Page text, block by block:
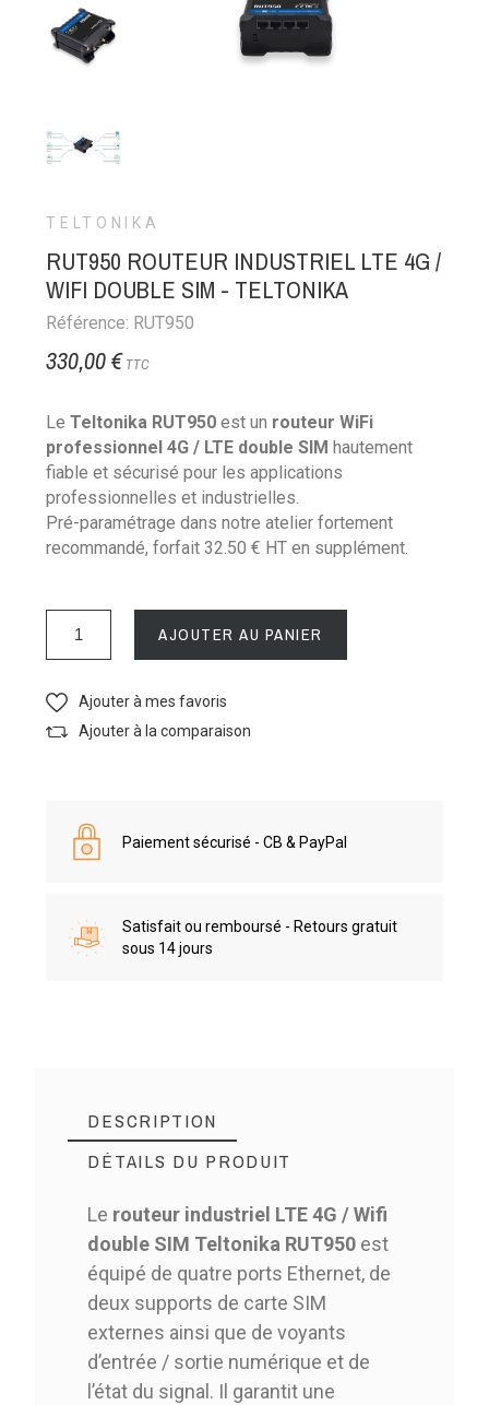
TELTONIKA
RUT950 ROUTEUR INDUSTRIEL LTE 4G /
WIFI DOUBLE SIM - TELTONIKA
Référence: RUT950
330,00 € TTC
LeTeltonika RUT950 est un routeur WiFi
professionnel 4G / LTE double SIM hautement
fiable et sécurisé pour les applications
professionnelles et industrielles.
Pré-paramétrage dans notre atelier fortement
recommandé, forfait 32.50 € HT en supplément.
AJOUTER AU PANIER
Ajouter à mes favoris
Ajouter à la comparaison
Paiement sécurisé - CB & PayPal
Satisfait ou remboursé - Retours gratuit
sous 14 jours
DESCRIPTION
DÉTAILS DU PRODUIT
Le routeur industriel LTE 4G / Wifi
double SIM Teltonika RUT950 est
équipé de quatre ports Ethernet, de
deux supports de carte SIM
externes ainsi que de voyants
d’entrée / sortie numérique et de
l’état du signal. Il garantit une